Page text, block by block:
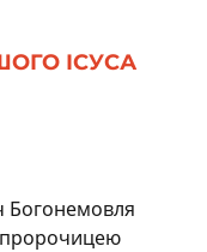
ІСУСА
Богонемовля
пророчицею